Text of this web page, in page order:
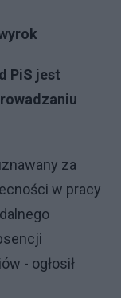
PiS jest
za
w pracy
- ogłosił